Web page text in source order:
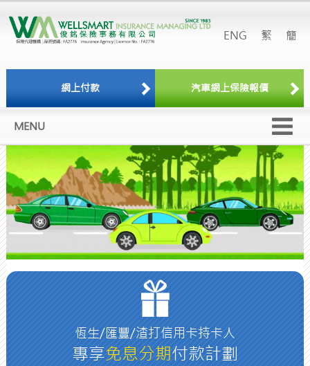
ENG 繁 簡
網上付款 汽車網上保險報價
MENU
恆生/匯豐/渣打信用卡持卡人
專享免息分期付款計劃